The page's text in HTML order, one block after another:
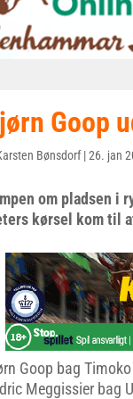
Goop
Bønsdorf|26. jan
om pladsen i
kørsel kom til
Goop bag
Meggissier bag